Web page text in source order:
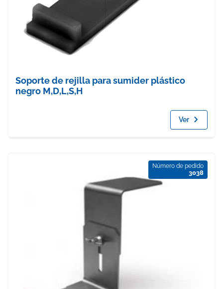
Soporte de rejilla para sumider plástico
negro M,D,L,S,H
Ver
Número de pedido
3038